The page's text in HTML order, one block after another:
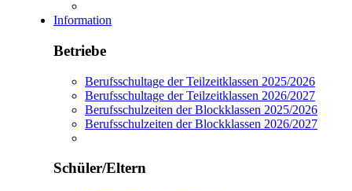
Information
Betriebe
Berufsschultage der Teilzeitklassen 2025/2026
Berufsschultage der Teilzeitklassen 2026/2027
Berufsschulzeiten der Blockklassen 2025/2026
Berufsschulzeiten der Blockklassen 2026/2027
Schüler/Eltern